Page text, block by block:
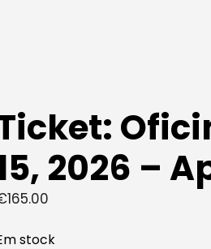
2026 –
165.00
stock